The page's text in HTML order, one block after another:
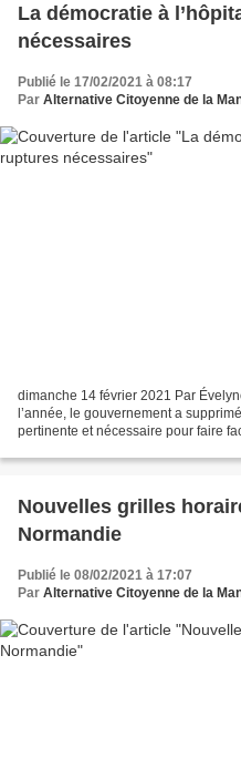
La démocratie à
nécessaires
Publié le 17/02/2021 à 08:17
Par Alternative Citoyenne de la
dimanche 14 février 2021 Par
l’année, le gouvernement a
pertinente et nécessaire pour faire
Nouvelles grilles horaires lignes
Normandie
Publié le 08/02/2021 à 17:07
Par Alternative Citoyenne de la